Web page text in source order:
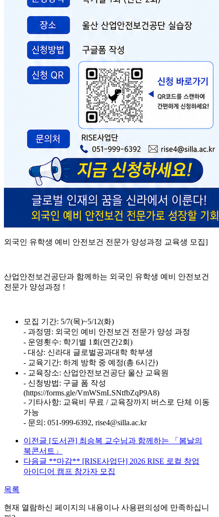
외국인 유학생 예비 안전보건 전문가 양성과정 교육생 모집]
산업안전보건공단과 함께하는 외국인 유학생 예비 안전보건
전문가 양성과정 !
모집 기간: 5/7(목)~5/12(화)
- 과정명: 외국인 예비 안전보건 전문가 양성 과정
- 운영횟수: 학기별 1회(연간2회)
- 대상: 신라대 글로벌공과대학 학부생
- 교육기간: 하계 방학 중 예정(총 6시간)
- 교육장소: 산업안전보건공단 울산 교육원
- 신청방법: 구글 폼 작성
(https://forms.gle/VmWSmLSNtfbZqP9A8)
- 기타사항: 교육비 무료 / 교육장까지 버스로 단체 이동
가능
- 문의: 051-999-6392, rise4@silla.ac.kr
이전글 [도서관] 최승복 교수님과 함께하는 「봄날의
북콘서트」
다음글 **마감** [RISE사업단] 2026 RISE 로컬 창업
아이디어 캠프 참가자 모집
목록
현재 열람하신 페이지의 내용이나 사용편의성에 만족하십니